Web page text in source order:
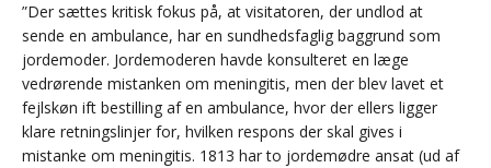
”Der sættes kritisk fokus på, at visitatoren, der undlod at
sende en ambulance, har en sundhedsfaglig baggrund som
jordemoder. Jordemoderen havde konsulteret en læge
vedrørende mistanken om meningitis, men der blev lavet et
fejlskøn ift bestilling af en ambulance, hvor der ellers ligger
klare retningslinjer for, hvilken respons der skal gives i
mistanke om meningitis. 1813 har to jordemødre ansat (ud af